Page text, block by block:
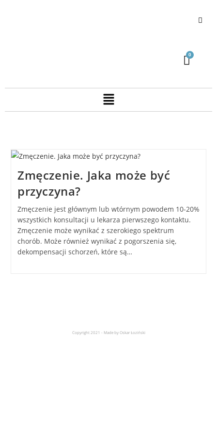
Zmęczenie. Jaka może być
przyczyna?
Zmęczenie jest głównym lub wtórnym powodem 10-20%
wszystkich konsultacji u lekarza pierwszego kontaktu.
Zmęczenie może wynikać z szerokiego spektrum
chorób. Może również wynikać z pogorszenia się,
dekompensacji schorzeń, które są…
Copyright 2021 - Made by Oskar Łoziński